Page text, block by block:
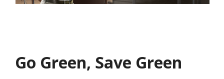
Go Green, Save Green